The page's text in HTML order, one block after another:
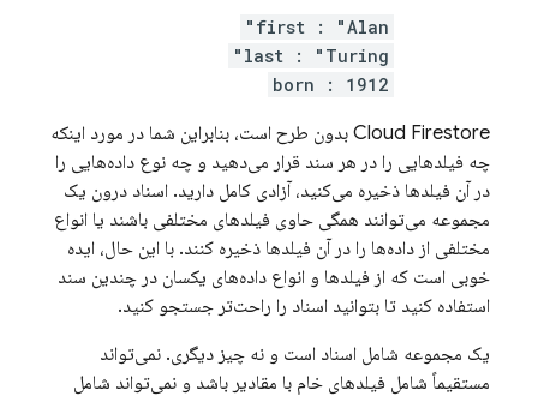
first : "Alan"
last : "Turing"
born : 1912
Cloud Firestore بدون طرح است، بنابراین شما در مورد اینکه
چه فیلدهایی را در هر سند قرار می‌دهید و چه نوع داده‌هایی را
در آن فیلدها ذخیره می‌کنید، آزادی کامل دارید. اسناد درون یک
مجموعه می‌توانند همگی حاوی فیلدهای مختلفی باشند یا انواع
مختلفی از داده‌ها را در آن فیلدها ذخیره کنند. با این حال، ایده
خوبی است که از فیلدها و انواع داده‌های یکسان در چندین سند
استفاده کنید تا بتوانید اسناد را راحت‌تر جستجو کنید.
یک مجموعه شامل اسناد است و نه چیز دیگری. نمی‌تواند
مستقیماً شامل فیلدهای خام با مقادیر باشد و نمی‌تواند شامل